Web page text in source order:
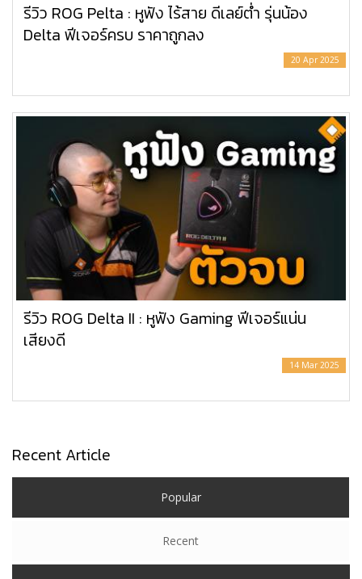
รีวิว ROG Pelta : หูฟัง ไร้สาย ดีเลย์ต่ำ รุ่นน้อง
Delta ฟีเจอร์ครบ ราคาถูกลง
20 Apr 2025
รีวิว ROG Delta II : หูฟัง Gaming ฟีเจอร์แน่น
เสียงดี
14 Mar 2025
Recent Article
Popular
Recent